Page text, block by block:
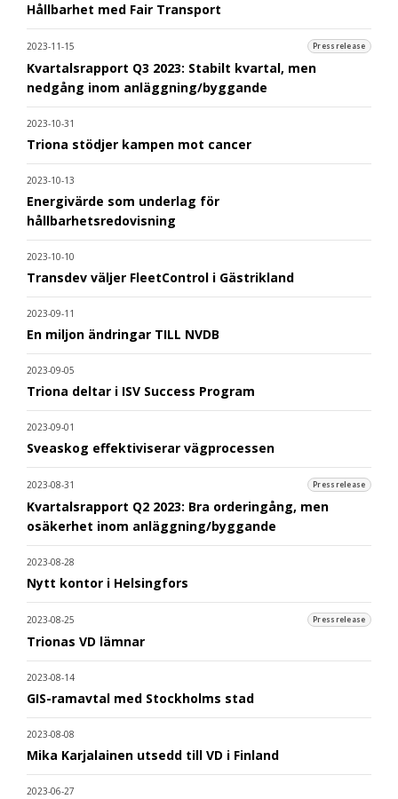
Hållbarhet med Fair Transport
2023-11-15 Pressrelease
Kvartalsrapport Q3 2023: Stabilt kvartal, men
nedgång inom anläggning/byggande
2023-10-31
Triona stödjer kampen mot cancer
2023-10-13
Energivärde som underlag för
hållbarhetsredovisning
2023-10-10
Transdev väljer FleetControl i Gästrikland
2023-09-11
En miljon ändringar TILL NVDB
2023-09-05
Triona deltar i ISV Success Program
2023-09-01
Sveaskog effektiviserar vägprocessen
2023-08-31 Pressrelease
Kvartalsrapport Q2 2023: Bra orderingång, men
osäkerhet inom anläggning/byggande
2023-08-28
Nytt kontor i Helsingfors
2023-08-25 Pressrelease
Trionas VD lämnar
2023-08-14
GIS-ramavtal med Stockholms stad
2023-08-08
Mika Karjalainen utsedd till VD i Finland
2023-06-27